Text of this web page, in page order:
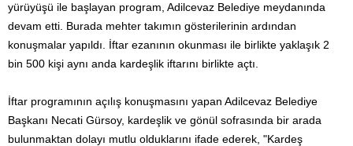
yürüyüşü ile başlayan program, Adilcevaz Belediye meydanında
devam etti. Burada mehter takımın gösterilerinin ardından
konuşmalar yapıldı. İftar ezanının okunması ile birlikte yaklaşık 2
bin 500 kişi aynı anda kardeşlik iftarını birlikte açtı.
İftar programının açılış konuşmasını yapan Adilcevaz Belediye
Başkanı Necati Gürsoy, kardeşlik ve gönül sofrasında bir arada
bulunmaktan dolayı mutlu olduklarını ifade ederek, "Kardeş